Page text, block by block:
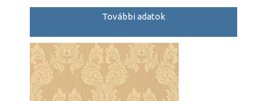
További adatok